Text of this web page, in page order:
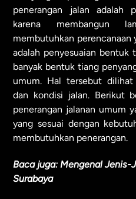
penerangan jalan adalah
karena membangun
membutuhkan perencanaan
adalah penyesuaian bentuk
banyak bentuk tiang
umum. Hal tersebut dilihat
dan kondisi jalan. Berikut
penerangan jalanan umum
yang sesuai dengan
membutuhkan penerangan.
Baca juga:Mengenal Jenis-
Surabaya